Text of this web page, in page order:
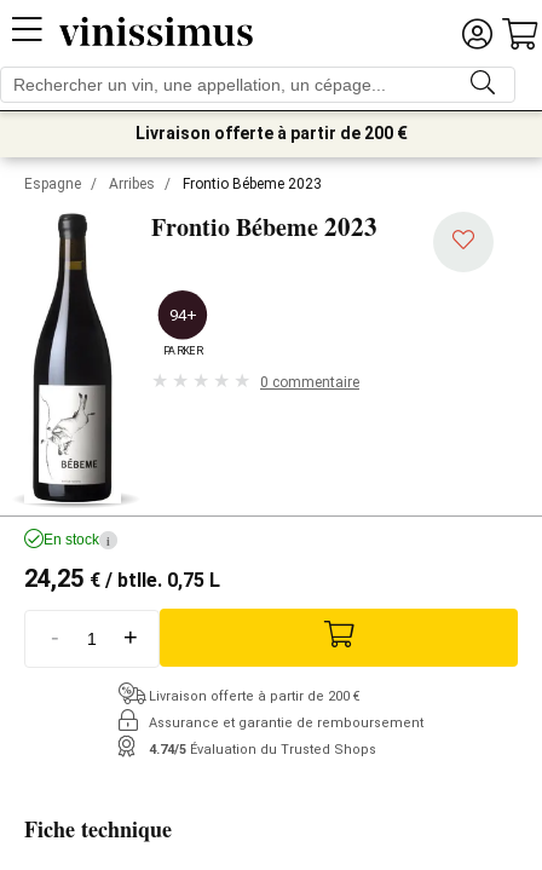
Livraison offerte à partir de 200 €
Espagne / Arribes / Frontio Bébeme 2023
Frontio Bébeme2023
94+
PARKER
0 commentaire
En stock i
24,25 € / btlle. 0,75 L
- +
Livraison offerte à partir de 200 €
Assurance et garantie de remboursement
4.74/5 Évaluation du Trusted Shops
Fiche technique